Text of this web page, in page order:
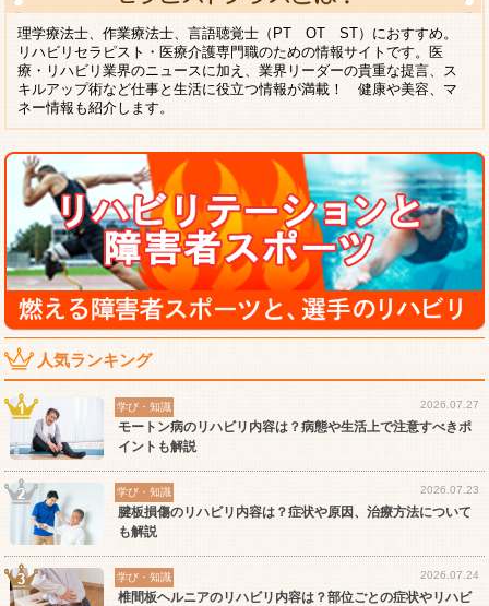
理学療法士、作業療法士、言語聴覚士（PT OT ST）におすすめ。
リハビリセラピスト・医療介護専門職のための情報サイトです。医
療・リハビリ業界のニュースに加え、業界リーダーの貴重な提言、ス
キルアップ術など仕事と生活に役立つ情報が満載！ 健康や美容、マ
ネー情報も紹介します。
人気ランキング
学び・知識 2026.07.27
モートン病のリハビリ内容は？病態や生活上で注意すべきポ
イントも解説
学び・知識 2026.07.23
腱板損傷のリハビリ内容は？症状や原因、治療方法について
も解説
学び・知識 2026.07.24
椎間板ヘルニアのリハビリ内容は？部位ごとの症状やリハビ